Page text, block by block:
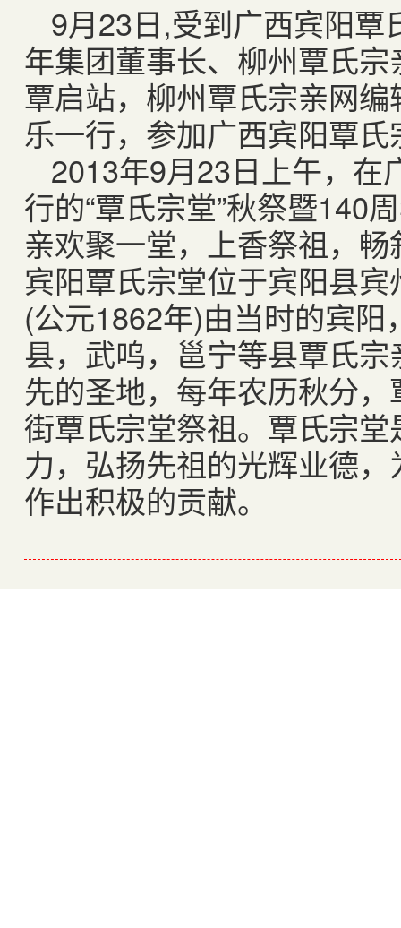
9月23日,受到广西宾阳覃
年集团董事长、柳州覃氏
覃启站，柳州覃氏宗亲网
乐一行，参加广西宾阳覃
2013年9月23日上午，在
行的“覃氏宗堂”秋祭暨140
亲欢聚一堂，上香祭祖，
宾阳覃氏宗堂位于宾阳县
(公元1862年)由当时的宾
县，武呜，邕宁等县覃氏
先的圣地，每年农历秋分
街覃氏宗堂祭祖。覃氏宗
力，弘扬先祖的光辉业德
作出积极的贡献。